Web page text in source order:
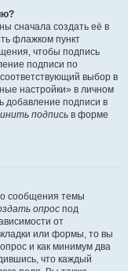
сначала создать её в
флажком пункт
чтобы подпись
подписи по
выбор в
настройки» в личном
добавление подписи в
подпись в форме
сообщения темы
опрос под
от
или формы, то вы
и как минимум два
что каждый